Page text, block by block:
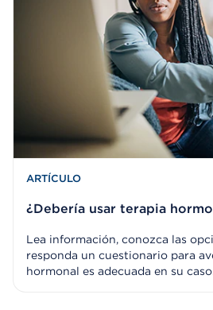
ARTÍCULO
¿Debería usar terapia
Lea información, conozca las
responda un cuestionario para
hormonal es adecuada en su